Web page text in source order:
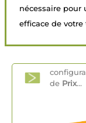
nécessaire pour
efficace de
de Prix...